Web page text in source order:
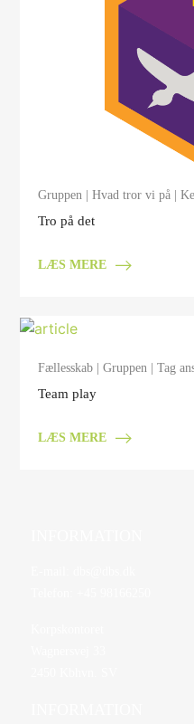
Gruppen |Hvad tror vi på |
Tro på det
LÆS MERE
Fællesskab |Gruppen |Tag
Team play
LÆS MERE